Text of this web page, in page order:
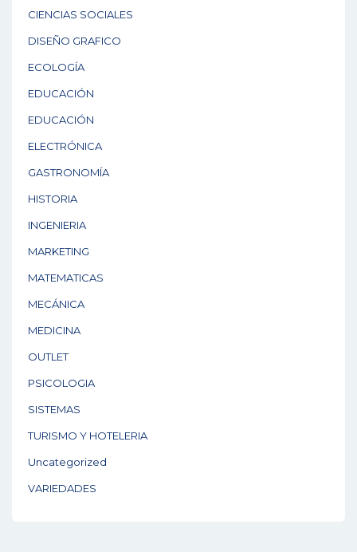
CIENCIAS SOCIALES
DISEÑO GRAFICO
ECOLOGÍA
EDUCACIÓN
EDUCACIÓN
ELECTRÓNICA
GASTRONOMÍA
HISTORIA
INGENIERIA
MARKETING
MATEMATICAS
MECÁNICA
MEDICINA
OUTLET
PSICOLOGIA
SISTEMAS
TURISMO Y HOTELERIA
Uncategorized
VARIEDADES